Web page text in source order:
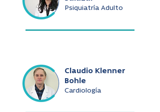
Psiquiatría Adulto
Claudio Klenner
Bohle
Cardiología